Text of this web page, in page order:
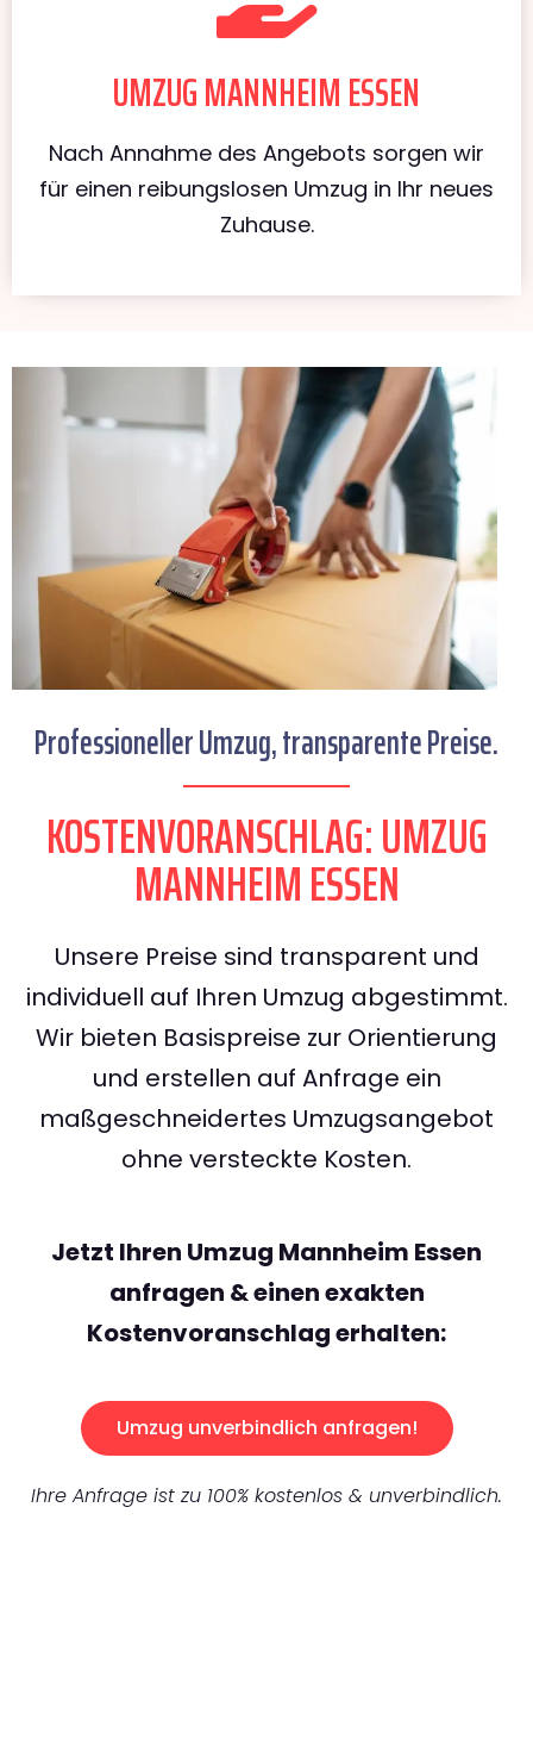
UMZUG MANNHEIM ESSEN
Nach Annahme des Angebots sorgen wir
für einen reibungslosen Umzug in Ihr neues
Zuhause.
Professioneller Umzug, transparente Preise.
KOSTENVORANSCHLAG: UMZUG
MANNHEIM ESSEN
Unsere Preise sind transparent und
individuell auf Ihren Umzug abgestimmt.
Wir bieten Basispreise zur Orientierung
und erstellen auf Anfrage ein
maßgeschneidertes Umzugsangebot
ohne versteckte Kosten.
Jetzt Ihren Umzug Mannheim Essen
anfragen & einen exakten
Kostenvoranschlag erhalten:
Umzug unverbindlich anfragen!
Ihre Anfrage ist zu 100% kostenlos & unverbindlich.